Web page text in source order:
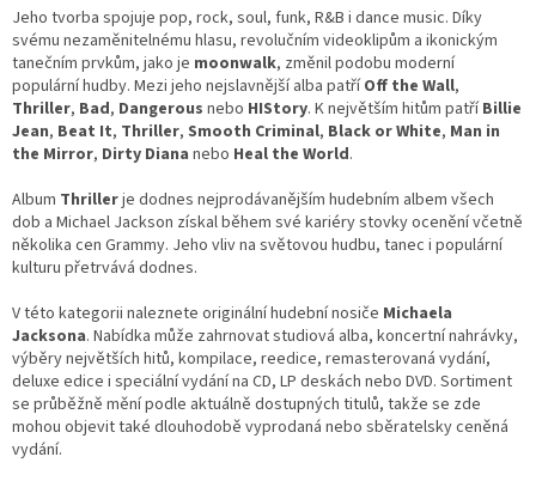
r
v
k
y
v
ý
p
s
u
Jeho tvorba spojuje pop, rock, soul, funk, R&B i dance music. Díky
svému nezaměnitelnému hlasu, revolučním videoklipům a ikonickým
tanečním prvkům, jako je moonwalk, změnil podobu moderní
populární hudby. Mezi jeho nejslavnější alba patříOff the Wall,
Thriller, Bad, Dangerous nebo HIStory. K největším hitům patříBillie
Jean, Beat It, Thriller, Smooth Criminal, Black or White, Man in
the Mirror, Dirty Diana nebo Heal the World.
Album Thrillerje dodnes nejprodávanějším hudebním albem všech
dob a Michael Jackson získal během své kariéry stovky ocenění včetně
několika cen Grammy. Jeho vliv na světovou hudbu, tanec i populární
kulturu přetrvává dodnes.
V této kategorii naleznete originální hudební nosiče Michaela
Jacksona. Nabídka může zahrnovat studiová alba, koncertní nahrávky,
výběry největších hitů, kompilace, reedice, remasterovaná vydání,
deluxe edice i speciální vydání na CD, LP deskách nebo DVD. Sortiment
se průběžně mění podle aktuálně dostupných titulů, takže se zde
mohou objevit také dlouhodobě vyprodaná nebo sběratelsky ceněná
vydání.